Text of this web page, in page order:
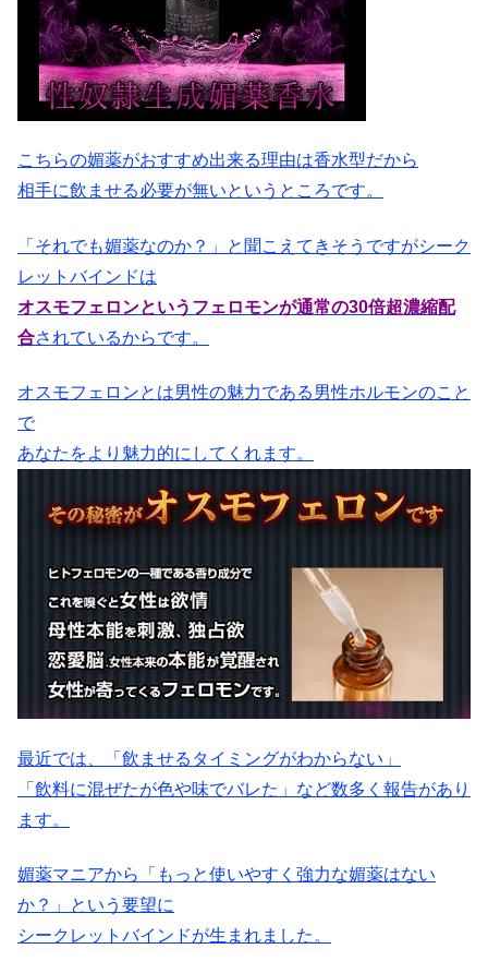
こちらの媚薬がおすすめ出来る理由は香水型だから
相手に飲ませる必要が無いというところです。
「それでも媚薬なのか？」と聞こえてきそうですがシーク
レットバインドは
オスモフェロンというフェロモンが通常の30倍超濃縮配
合されているからです。
オスモフェロンとは男性の魅力である男性ホルモンのこと
で
あなたをより魅力的にしてくれます。
最近では、「飲ませるタイミングがわからない」
「飲料に混ぜたが色や味でバレた」など数多く報告があり
ます。
媚薬マニアから「もっと使いやすく強力な媚薬はない
か？」という要望に
シークレットバインドが生まれました。